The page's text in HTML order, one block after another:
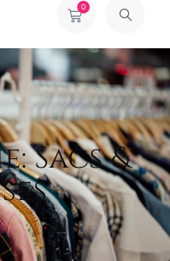
0
Sacs &